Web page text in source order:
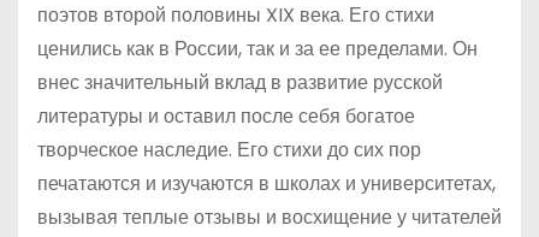
поэтов второй половины XIX века. Его стихи
ценились как в России, так и за ее пределами. Он
внес значительный вклад в развитие русской
литературы и оставил после себя богатое
творческое наследие. Его стихи до сих пор
печатаются и изучаются в школах и университетах,
вызывая теплые отзывы и восхищение у читателей